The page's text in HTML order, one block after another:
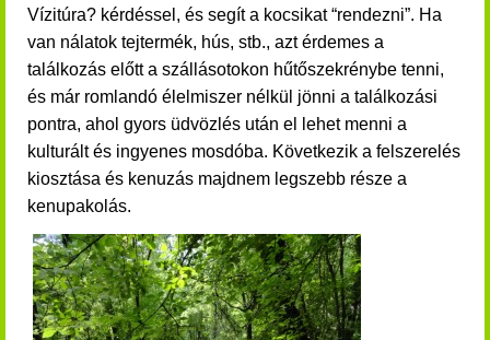
Vízitúra? kérdéssel, és segít a kocsikat “rendezni”. Ha
van nálatok tejtermék, hús, stb., azt érdemes a
találkozás előtt a szállásotokon hűtőszekrénybe tenni,
és már romlandó élelmiszer nélkül jönni a találkozási
pontra, ahol gyors üdvözlés után el lehet menni a
kulturált és ingyenes mosdóba. Következik a felszerelés
kiosztása és kenuzás majdnem legszebb része a
kenupakolás.